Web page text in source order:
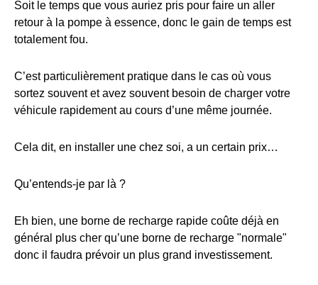
Soit le temps que vous auriez pris pour faire un aller
retour à la pompe à essence, donc le gain de temps est
totalement fou.
C’est particulièrement pratique dans le cas où vous
sortez souvent et avez souvent besoin de charger votre
véhicule rapidement au cours d’une même journée.
Cela dit, en installer une chez soi, a un certain prix…
Qu’entends-je par là ?
Eh bien, une borne de recharge rapide coûte déjà en
général plus cher qu’une borne de recharge "normale"
donc il faudra prévoir un plus grand investissement.